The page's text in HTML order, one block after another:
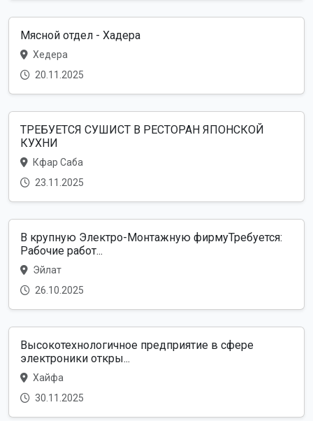
Мясной отдел - Хадера
Хедера
20.11.2025
ТРЕБУЕТСЯ СУШИСТ В РЕСТОРАН ЯПОНСКОЙ
КУХНИ
Кфар Саба
23.11.2025
В крупную Электро-Монтажную фирмуТребуется:
Рабочие работ...
Эйлат
26.10.2025
Высокотехнологичное предприятие в сфере
электроники откры...
Хайфа
30.11.2025